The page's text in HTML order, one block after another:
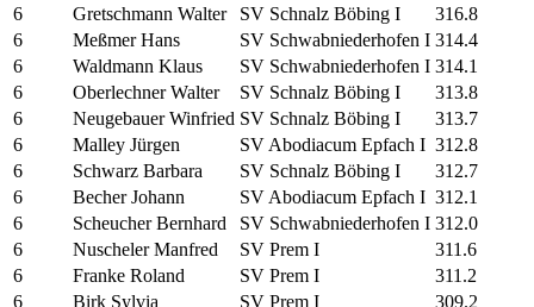
6
Gretschmann Walter SV Schnalz Böbing I
316.8
6
Meßmer Hans SV Schwabniederhofen I 314.4
6
Waldmann Klaus SV Schwabniederhofen I 314.1
6
Oberlechner Walter SV Schnalz Böbing I
313.8
6
Neugebauer Winfried SV Schnalz Böbing I
313.7
6
Malley Jürgen SV Abodiacum Epfach I 312.8
6
Schwarz Barbara SV Schnalz Böbing I
312.7
6
Becher Johann SV Abodiacum Epfach I 312.1
6
Scheucher Bernhard SV Schwabniederhofen I 312.0
6
Nuscheler Manfred SV Prem I
311.6
6
Franke Roland SV Prem I
311.2
6
Birk Sylvia SV Prem I 309.2